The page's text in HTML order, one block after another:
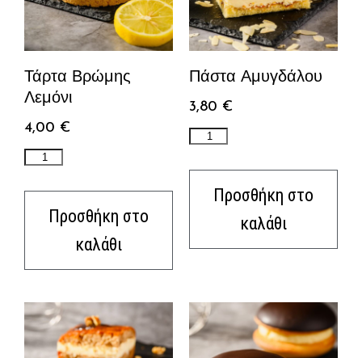
Τάρτα Βρώμης
Λεμόνι
4,00 €
Προσθήκη στο
καλάθι
Πάστα Αμυγδάλου
3,80 €
Προσθήκη στο
καλάθι